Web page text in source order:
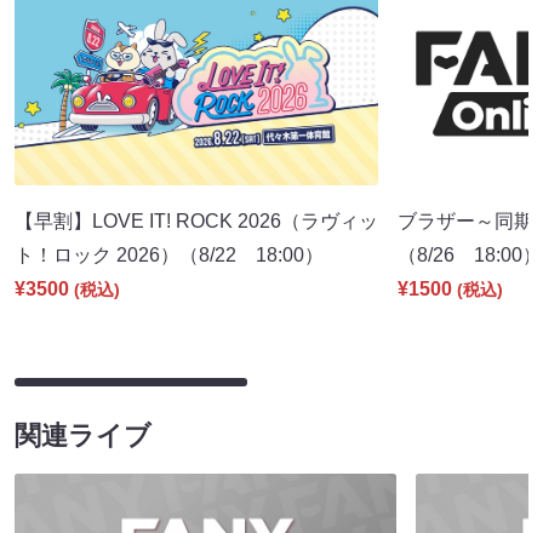
【早割】LOVE IT! ROCK 2026（ラヴィッ
ト！ロック 2026）（8/22 18:00）
¥3500 (税込)
ブラザー～同期
（8/26 18:00）
¥1500 (税込)
関連ライブ